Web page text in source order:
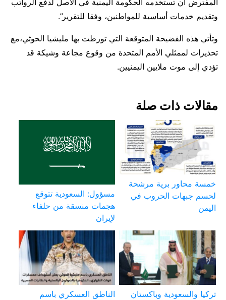
المفترض أن تستخدمه الحكومة اليمنية في الأصل لدفع الرواتب
وتقديم خدمات أساسية للمواطنين، وفقا للتقرير”.
وتأتي هذه الفضيحة المتوقعة التي تورطت بها مليشيا الحوثي،مع
تحذيرات لممثلي الأمم المتحدة من وقوع مجاعة وشيكة قد
تؤدي إلى موت ملايين اليمنيين.
مقالات ذات صلة
خمسة محاور برية مرشحة
لحسم جبهات الحروب في
اليمن
مسؤول: السعودية تتوقع
هجمات منسقة من حلفاء
لإيران
تركيا والسعودية وباكستان
الناطق العسكري باسم